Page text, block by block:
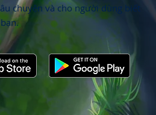
chuyện và cho người dùng biết